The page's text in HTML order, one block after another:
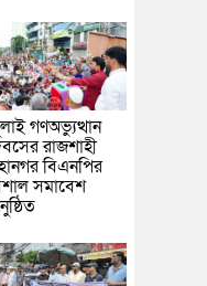
গণঅভ্যুত্থান
রাজশাহী
বিএনপির
সমাবেশ